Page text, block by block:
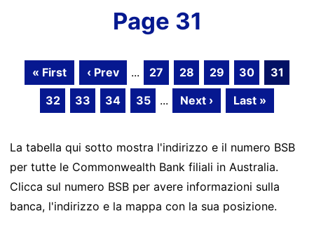
Page 31
« First ‹ Prev ... 27 28 29 30
31
32
33 34 35 ... Next › Last »
La tabella qui sotto mostra l'indirizzo e il numero BSB
per tutte le Commonwealth Bank filiali in Australia.
Clicca sul numero BSB per avere informazioni sulla
banca, l'indirizzo e la mappa con la sua posizione.